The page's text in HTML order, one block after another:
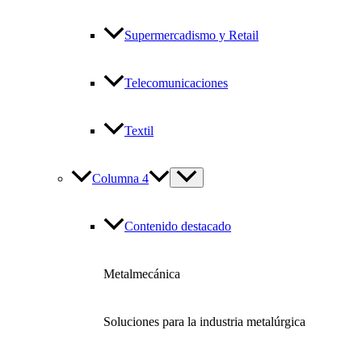
Supermercadismo y Retail
Telecomunicaciones
Textil
Columna 4
Contenido destacado
Metalmecánica
Soluciones para la industria metalúrgica